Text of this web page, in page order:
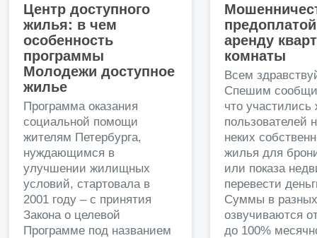
Центр доступного
жилья: в чем
особенность
программы
Молодежи доступное
жилье
Программа оказания
социальной помощи
жителям Петербурга,
нуждающимся в
улучшении жилищных
условий, стартовала в
2001 году – с принятия
Закона о целевой
Программе под названием
аренду
комнаты
Всем
Спешим
что
пользователей
неких
жилья для
или показа
перевести
Суммы в
озвучиваются
до 100%